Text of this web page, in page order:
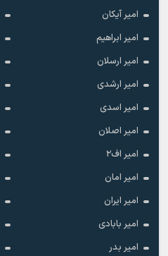
امیر آیکان
امیر ابراهیم
امیر ارسلان
امیر ارشدی
امیر اسدی
امیر اصلان
امیر اف۲
امیر امان
امیر ایران
امیر بابادی
امیر بدر